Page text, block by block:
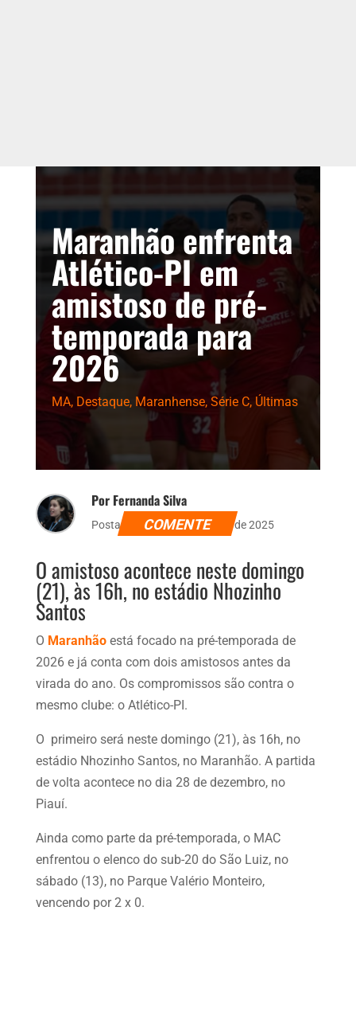
Maranhão enfrenta
Atlético-PI em
amistoso de pré-
temporada para
2026
MA, Destaque, Maranhense, Série C, Últimas
Por Fernanda Silva
Postado dia 20 de dezembro de 2025
COMENTE
O amistoso acontece neste domingo
(21), às 16h, no estádio Nhozinho
Santos
O Maranhão está focado na pré-temporada de
2026 e já conta com dois amistosos antes da
virada do ano. Os compromissos são contra o
mesmo clube: o Atlético-PI.
O primeiro será neste domingo (21), às 16h, no
estádio Nhozinho Santos, no Maranhão. A partida
de volta acontece no dia 28 de dezembro, no
Piauí.
Ainda como parte da pré-temporada, o MAC
enfrentou o elenco do sub-20 do São Luiz, no
sábado (13), no Parque Valério Monteiro,
vencendo por 2 x 0.